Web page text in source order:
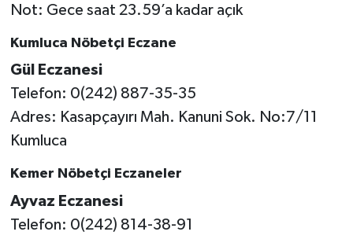
Not: Gece saat 23.59’a kadar açık
Kumluca Nöbetçi Eczane
Gül Eczanesi
Telefon: 0(242) 887-35-35
Adres: Kasapçayırı Mah. Kanuni Sok. No:7/11
Kumluca
Kemer Nöbetçi Eczaneler
Ayvaz Eczanesi
Telefon: 0(242) 814-38-91